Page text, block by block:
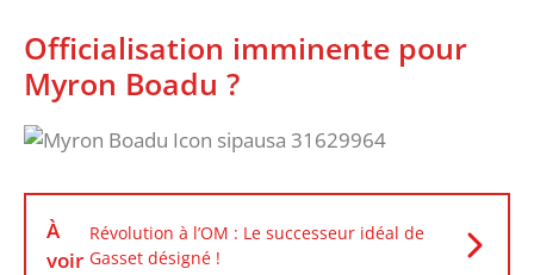
Officialisation imminente pour
Myron Boadu ?
À
voir
Révolution à l’OM : Le successeur idéal de
Gasset désigné !